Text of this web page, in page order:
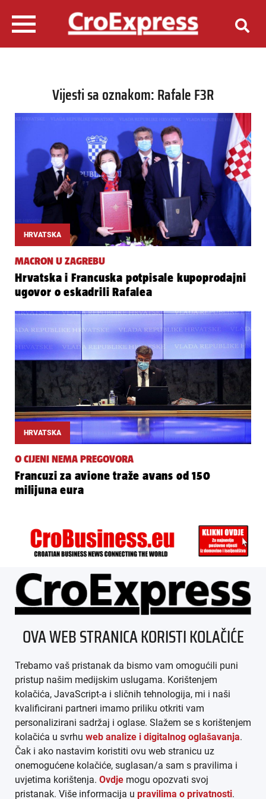
Vijesti sa oznakom: Rafale F3R
HRVATSKA
MACRON U ZAGREBU
Hrvatska i Francuska potpisale kupoprodajni
ugovor o eskadrili Rafalea
HRVATSKA
O CIJENI NEMA PREGOVORA
Francuzi za avione traže avans od 150
milijuna eura
ÜBER UNS
IMPRESSUM
AGB
DATENSCHUTZ
MEDIADATEN
ARHIVA (PDF)
OVA WEB STRANICA KORISTI KOLAČIĆE
Trebamo vaš pristanak da bismo vam omogućili puni
pristup našim medijskim uslugama. Korištenjem
kolačića, JavaScript-a i sličnih tehnologija, mi i naši
kvalificirani partneri imamo priliku otkriti vam
personalizirani sadržaj i oglase. Slažem se s korištenjem
kolačića u svrhu web analize i digitalnog oglašavanja.
Čak i ako nastavim koristiti ovu web stranicu uz
onemogućene kolačiće, suglasan/a sam s pravilima i
uvjetima korištenja. Ovdje mogu opozvati svoj
pristanak. Više informacija u pravilima o privatnosti.